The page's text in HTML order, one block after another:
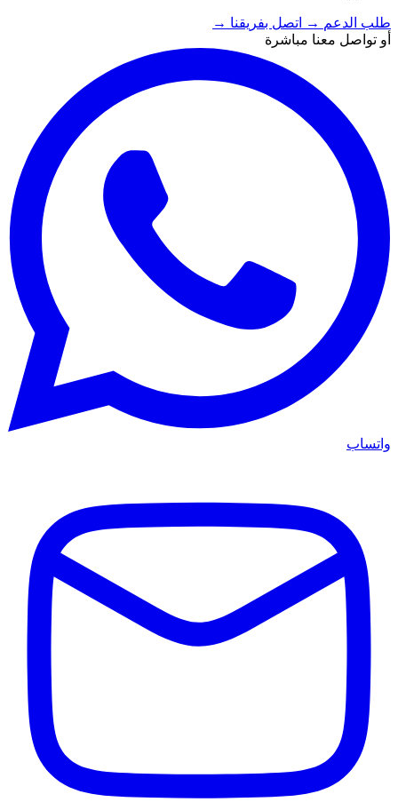
طلب الدعم → اتصل بفريقنا →
أو تواصل معنا مباشرة
واتساب